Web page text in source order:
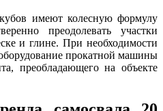
имеют колесную формулу
преодолевать участки
и глине. При необходимости
прокатной машины
преобладающего на объекте